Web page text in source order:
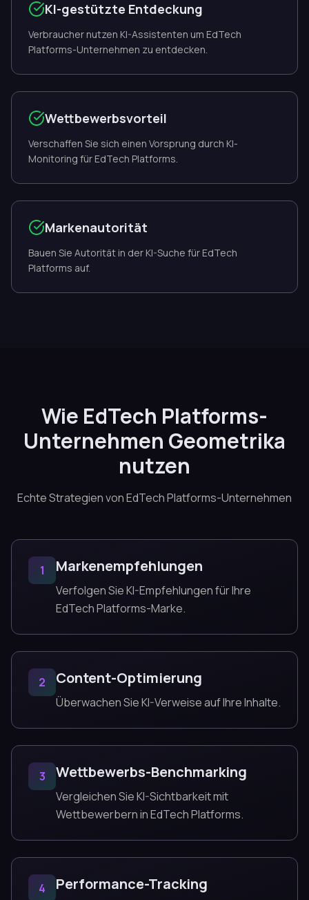
KI-gestützte Entdeckung
Verbraucher nutzen KI-Assistenten um EdTech
Platforms-Unternehmen zu entdecken.
Wettbewerbsvorteil
Verschaffen Sie sich einen Vorsprung durch KI-
Monitoring für EdTech Platforms.
Markenautorität
Bauen Sie Autorität in der KI-Suche für EdTech
Platforms auf.
Wie EdTech Platforms-
Unternehmen Geometrika
nutzen
Echte Strategien von EdTech Platforms-Unternehmen
1 Markenempfehlungen
Verfolgen Sie KI-Empfehlungen für Ihre
EdTech Platforms-Marke.
2 Content-Optimierung
Überwachen Sie KI-Verweise auf Ihre Inhalte.
3 Wettbewerbs-Benchmarking
Vergleichen Sie KI-Sichtbarkeit mit
Wettbewerbern in EdTech Platforms.
4 Performance-Tracking